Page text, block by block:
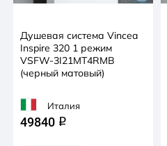
Душевая система Vincea
Inspire 320 1 режим
VSFW-3I21MT4RMB
(черный матовый)
Италия
49840 q